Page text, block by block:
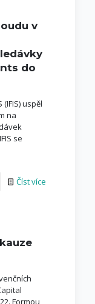
v
do
uspěl
na
se
Číst více
Formou